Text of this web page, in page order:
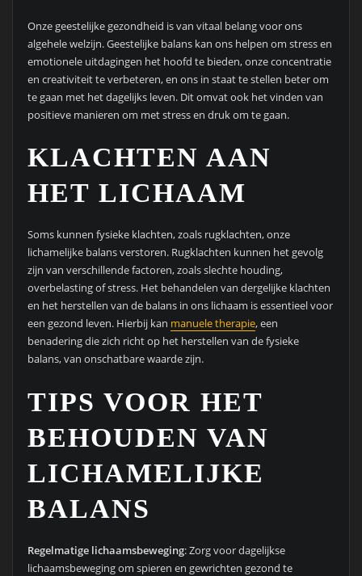
Onze geestelijke gezondheid is van vitaal belang voor ons
algehele welzijn. Geestelijke balans kan ons helpen om stress en
emotionele uitdagingen het hoofd te bieden, onze concentratie
en creativiteit te verbeteren, en ons in staat te stellen beter om
te gaan met het dagelijks leven. Dit omvat ook het vinden van
positieve manieren om met stress en druk om te gaan.
KLACHTEN AAN
HET LICHAAM
Soms kunnen fysieke klachten, zoals rugklachten, onze
lichamelijke balans verstoren. Rugklachten kunnen het gevolg
zijn van verschillende factoren, zoals slechte houding,
overbelasting of stress. Het behandelen van dergelijke klachten
en het herstellen van de balans in ons lichaam is essentieel voor
een gezond leven. Hierbij kan manuele therapie, een
benadering die zich richt op het herstellen van de fysieke
balans, van onschatbare waarde zijn.
TIPS VOOR HET
BEHOUDEN VAN
LICHAMELIJKE
BALANS
Regelmatige lichaamsbeweging: Zorg voor dagelijkse
lichaamsbeweging om spieren en gewrichten gezond te